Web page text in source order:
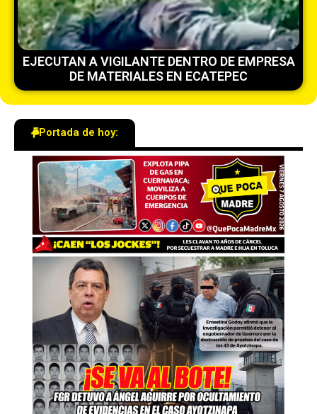
EJECUTAN A VIGILANTE DENTRO DE EMPRESA
DE MATERIALES EN ECATEPEC
Portada de hoy: